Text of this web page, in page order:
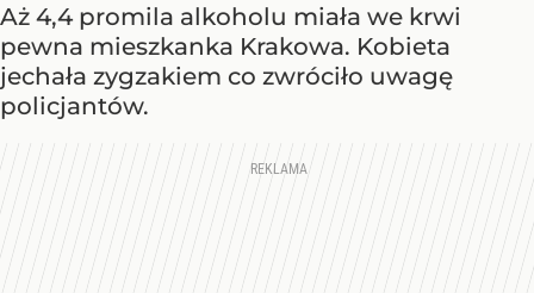
Aż 4,4 promila alkoholu miała we krwi
pewna mieszkanka Krakowa. Kobieta
jechała zygzakiem co zwróciło uwagę
policjantów.